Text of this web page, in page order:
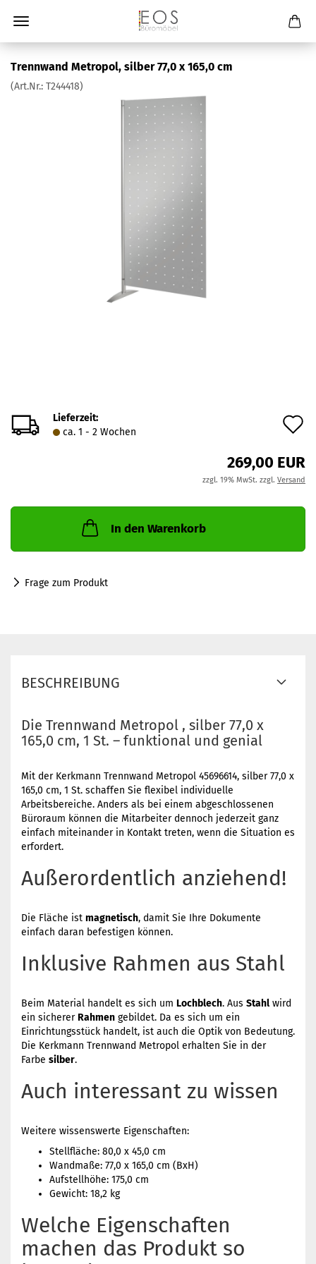
Trennwand Metropol, silber 77,0 x 165,0 cm
(Art.Nr.: T244418)
Lieferzeit:
ca. 1 - 2 Wochen
269,00 EUR
zzgl. 19% MwSt. zzgl. Versand
In den Warenkorb
Frage zum Produkt
BESCHREIBUNG
Die Trennwand Metropol , silber 77,0 x
165,0 cm, 1 St. – funktional und genial
Mit der Kerkmann Trennwand Metropol 45696614, silber 77,0 x
165,0 cm, 1 St. schaffen Sie flexibel individuelle
Arbeitsbereiche. Anders als bei einem abgeschlossenen
Büroraum können die Mitarbeiter dennoch jederzeit ganz
einfach miteinander in Kontakt treten, wenn die Situation es
erfordert.
Außerordentlich anziehend!
Die Fläche ist magnetisch, damit Sie Ihre Dokumente
einfach daran befestigen können.
Inklusive Rahmen aus Stahl
Beim Material handelt es sich um Lochblech. Aus Stahl wird
ein sichererRahmen gebildet. Da es sich um ein
Einrichtungsstück handelt, ist auch die Optik von Bedeutung.
Die Kerkmann Trennwand Metropol erhalten Sie in der
Farbe silber.
Auch interessant zu wissen
Weitere wissenswerte Eigenschaften:
Stellfläche: 80,0 x 45,0 cm
Wandmaße: 77,0 x 165,0 cm (BxH)
Aufstellhöhe: 175,0 cm
Gewicht: 18,2 kg
Welche Eigenschaften
machen das Produkt so